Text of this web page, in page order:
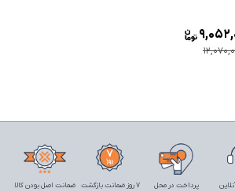
پرداخت در محل 7 روز ضمانت بازگشت ضمانت اصل بودن کالا